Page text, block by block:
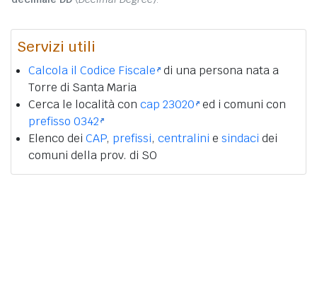
Servizi utili
Calcola il Codice Fiscale di una persona nata a
Torre di Santa Maria
Cerca le località con cap 23020 ed i comuni con
prefisso 0342
Elenco dei CAP, prefissi, centralini e sindaci dei
comuni della prov. di SO